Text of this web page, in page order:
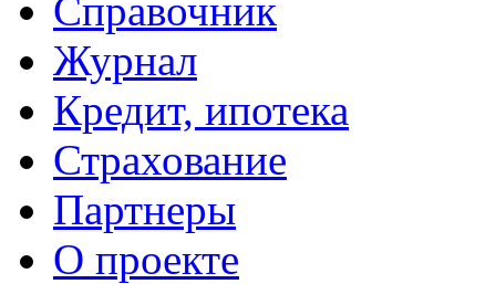
Справочник
Журнал
Кредит, ипотека
Страхование
Партнеры
O проекте